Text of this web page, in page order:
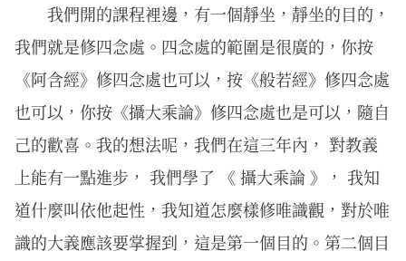
我們開的課程裡邊，有一個靜坐，靜坐的目的，
我們就是修四念處。四念處的範圍是很廣的，你按
《阿含經》修四念處也可以，按《般若經》修四念處
也可以，你按《攝大乘論》修四念處也是可以，隨自
己的歡喜。我的想法呢，我們在這三年內， 對教義
上能有一點進步， 我們學了 《 攝大乘論 》， 我知
道什麼叫依他起性，我知道怎麼樣修唯識觀，對於唯
識的大義應該要掌握到，這是第一個目的。第二個目